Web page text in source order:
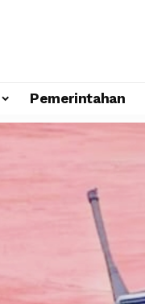
Pemerintahan